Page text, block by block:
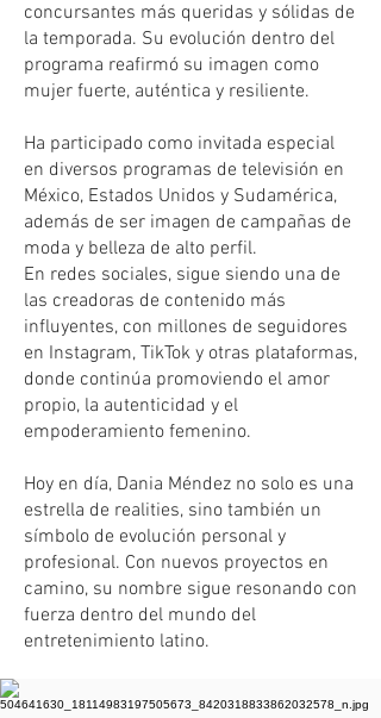
concursantes más queridas y sólidas de
la temporada. Su evolución dentro del
programa reafirmó su imagen como
mujer fuerte, auténtica y resiliente.
Ha participado como invitada especial
en diversos programas de televisión en
México, Estados Unidos y Sudamérica,
además de ser imagen de campañas de
moda y belleza de alto perfil.
En redes sociales, sigue siendo una de
las creadoras de contenido más
influyentes, con millones de seguidores
en Instagram, TikTok y otras plataformas,
donde continúa promoviendo el amor
propio, la autenticidad y el
empoderamiento femenino.
Hoy en día, Dania Méndez no solo es una
estrella de realities, sino también un
símbolo de evolución personal y
profesional. Con nuevos proyectos en
camino, su nombre sigue resonando con
fuerza dentro del mundo del
entretenimiento latino.